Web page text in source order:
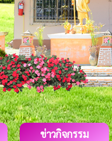
ข่าวกิจกรรม